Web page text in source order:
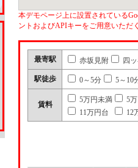
本デモページ上に設置されている
ントおよびAPIキーをご用意いただ
最寄駅 赤坂見附 四
駅徒歩 0～5分 5～10
賃料
5万円未満
5
11万円台
12